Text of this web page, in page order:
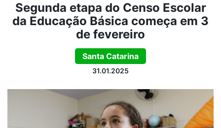
Segunda etapa do Censo Escolar
da Educação Básica começa em 3
de fevereiro
Santa Catarina
31.01.2025